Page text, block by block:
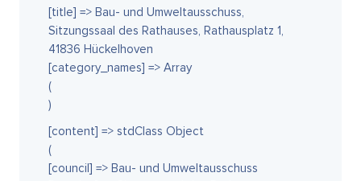
[title] => Bau- und Umweltausschuss,
Sitzungssaal des Rathauses, Rathausplatz 1,
41836 Hückelhoven
[category_names] => Array
(
)
[content] => stdClass Object
(
[council] => Bau- und Umweltausschuss